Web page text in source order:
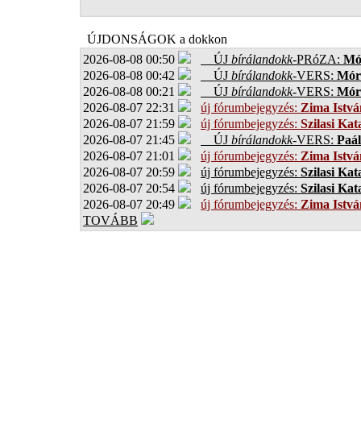
ÚJDONSÁGOK a dokkon
2026-08-08 00:50
ÚJ bírálandokk-PRóZA:
2026-08-08 00:42
ÚJ bírálandokk-VERS:
2026-08-08 00:21
ÚJ bírálandokk-VERS:
2026-08-07 22:31
új fórumbejegyzés: Zima
2026-08-07 21:59
új fórumbejegyzés: Szilasi
2026-08-07 21:45
ÚJ bírálandokk-VERS:
2026-08-07 21:01
új fórumbejegyzés: Zima
2026-08-07 20:59
új fórumbejegyzés: Szilasi
2026-08-07 20:54
új fórumbejegyzés: Szilasi
2026-08-07 20:49
új fórumbejegyzés: Zima
TOVÁBB